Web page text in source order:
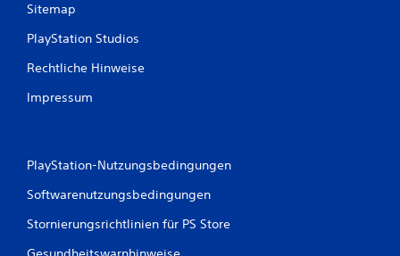
Sitemap
PlayStation Studios
Rechtliche Hinweise
Impressum
PlayStation-Nutzungsbedingungen
Softwarenutzungsbedingungen
Stornierungsrichtlinien für PS Store